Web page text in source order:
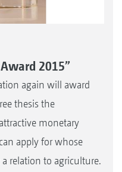
2015”
again will award
thesis the
monetary
apply for whose
relation to agriculture.